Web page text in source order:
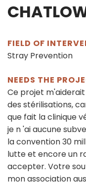
FIELD OF
Stray Prevention
NEEDS THE
Ce projet
des stérilisations,
que fait la clinique
je n 'ai aucune
la convention 30
lutte et encore un
accepter. Votre
mon association